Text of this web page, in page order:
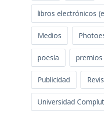
libros electrónicos
Medios
poesía premios
Publicidad
Universidad